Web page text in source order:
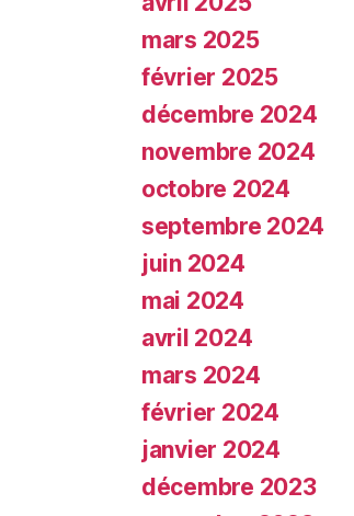
mars 2025
février 2025
décembre 2024
novembre 2024
octobre 2024
septembre 2024
juin 2024
mai 2024
avril 2024
mars 2024
février 2024
janvier 2024
décembre 2023